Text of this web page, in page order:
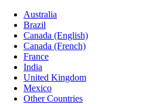
Australia
Brazil
Canada (English)
Canada (French)
France
India
United Kingdom
Mexico
Other Countries